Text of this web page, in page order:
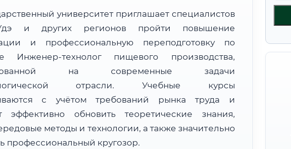
университет приглашает специалистов
и других регионов пройти повышение
и профессиональную переподготовку по
Инженер-технолог пищевого производства,
на современные задачи
отрасли. Учебные курсы
с учётом требований рынка труда и
эффективно обновить теоретические знания,
методы и технологии, а также значительно
профессиональный кругозор.